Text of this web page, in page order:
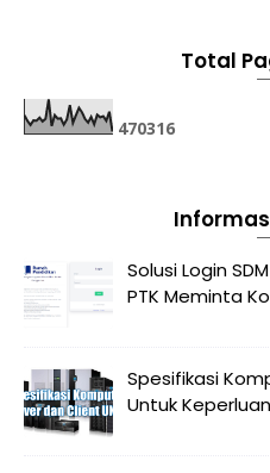
Total
470316
Solusi Login
PTK Meminta
Spesifikasi
Untuk Keperluan